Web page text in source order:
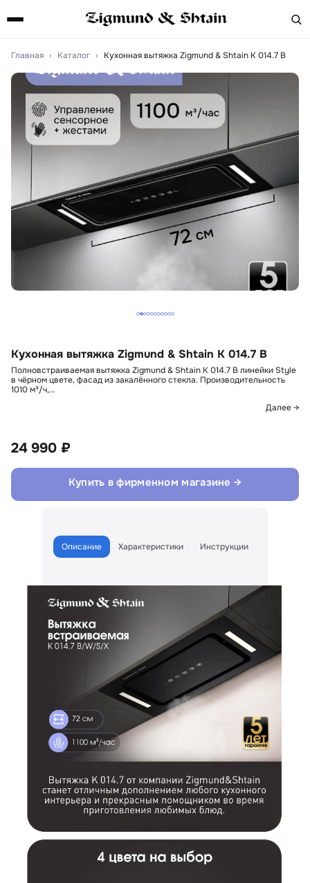
Главная › Каталог › Кухонная вытяжка Zigmund & Shtain K 014.7 B
Кухонная вытяжка Zigmund & Shtain K 014.7 B
Полновстраиваемая вытяжка Zigmund & Shtain K 014.7 B линейки Style
в чёрном цвете, фасад из закалённого стекла. Производительность
1010 м³/ч,…
Далее →
24 990 ₽
Купить в фирменном магазине →
Описание Характеристики Инструкции